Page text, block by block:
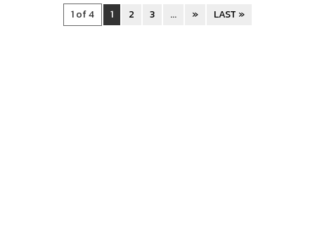
1 of 4 1 2 3 ... » LAST »